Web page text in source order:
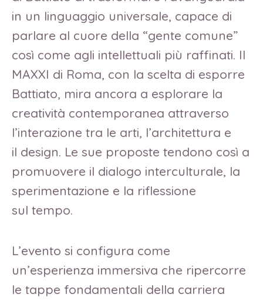
in un linguaggio universale, capace di
parlare al cuore della “gente comune”
così come agli intellettuali più raffinati. Il
MAXXI di Roma, con la scelta di esporre
Battiato, mira ancora a esplorare la
creatività contemporanea attraverso
l’interazione tra le arti, l’architettura e
il design. Le sue proposte tendono così a
promuovere il dialogo interculturale, la
sperimentazione e la riflessione
sul tempo.
L’evento si configura come
un’esperienza immersiva che ripercorre
le tappe fondamentali della carriera